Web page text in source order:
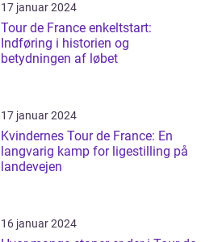
17 januar 2024
Tour de France enkeltstart:
Indføring i historien og
betydningen af løbet
17 januar 2024
Kvindernes Tour de France: En
langvarig kamp for ligestilling på
landevejen
16 januar 2024